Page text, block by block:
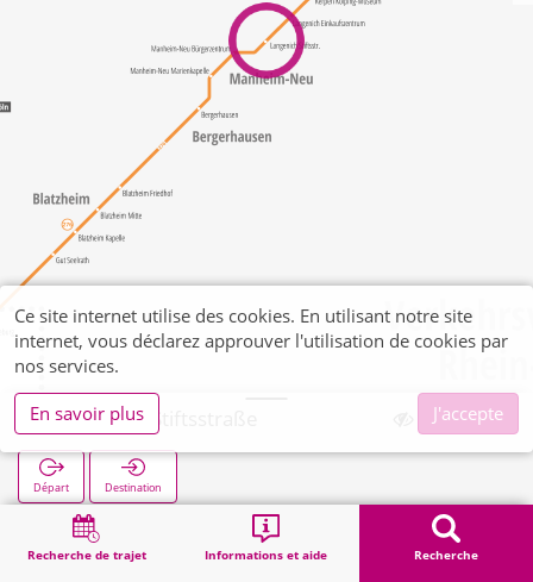
Recherche de trajet Informations et aide Recherche
Langenich Stiftsstraße
Départ Destination
Démarrage Recherche Langenich Stiftsstraße
Ce site internet utilise des cookies. En utilisant notre site
internet, vous déclarez approuver l'utilisation de cookies par
nos services.
En savoir plus
J'accepte